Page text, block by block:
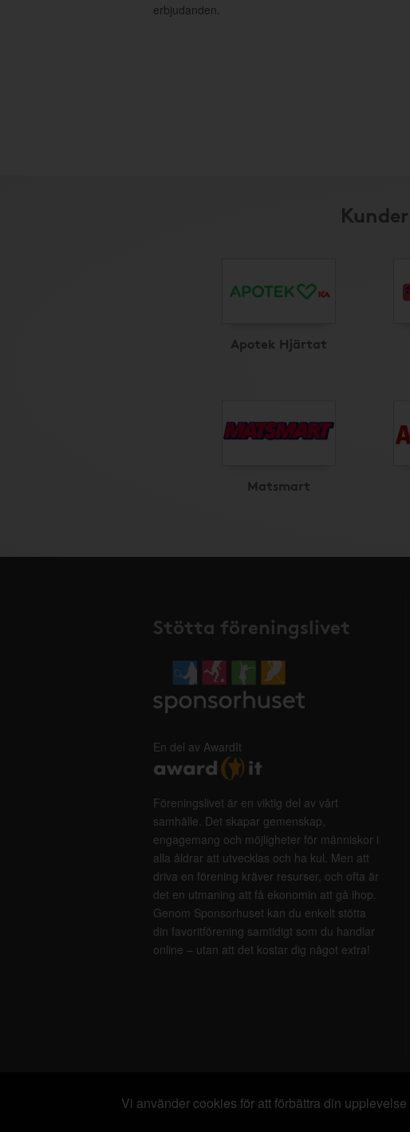
erbjudanden.
Apotek Hjärtat
Matsmart
Stötta föreningslivet
En del av AwardIt
Föreningslivet är en viktig del av vårt
samhälle. Det skapar gemenskap,
engagemang och möjligheter för människor i
alla åldrar att utvecklas och ha kul. Men att
driva en förening kräver resurser, och ofta är
det en utmaning att få ekonomin att gå ihop.
Genom Sponsorhuset kan du enkelt stötta
din favoritförening samtidigt som du handlar
online – utan att det kostar dig något extra!
Vi använder cookies för att förbättra din